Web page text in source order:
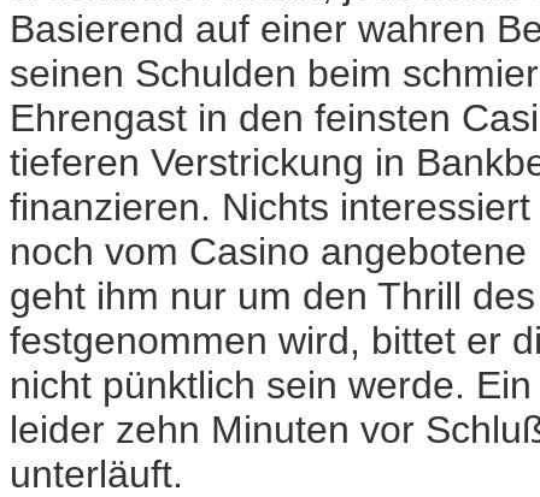
Basierend auf einer wahren
seinen Schulden beim
Ehrengast in den feinsten
tieferen Verstrickung in
finanzieren. Nichts
noch vom Casino
geht ihm nur um den Thrill
festgenommen wird, bittet er
nicht pünktlich sein werde.
leider zehn Minuten vor
unterläuft.